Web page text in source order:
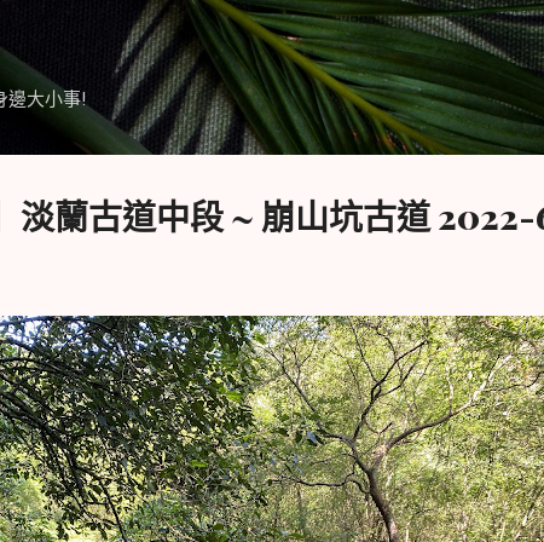
跳到主要內容
邊大小事!
淡蘭古道中段 ~ 崩山坑古道